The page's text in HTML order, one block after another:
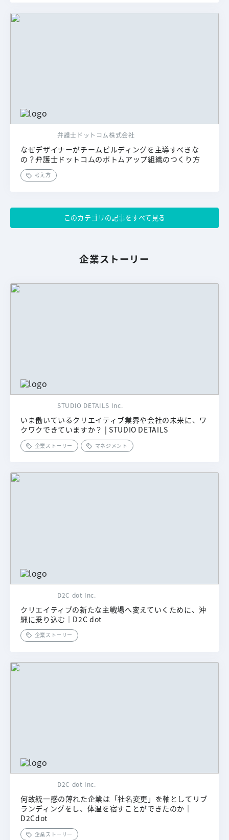
弁護士ドットコム株式会社
なぜデザイナーがチームビルディングを主導すべきな
の？弁護士ドットコムのボトムアップ組織のつくり方
考え方
このカテゴリの記事をすべて見る
企業ストーリー
STUDIO DETAILS Inc.
いま働いているクリエイティブ業界や会社の未来に、ワ
クワクできていますか？ | STUDIO DETAILS
企業ストーリー マネジメント
D2C dot Inc.
クリエイティブの新たな主戦場へ変えていくために、沖
縄に乗り込む｜D2C dot
企業ストーリー
D2C dot Inc.
何故統一感の薄れた企業は「社名変更」を軸としてリブ
ランディングをし、体温を宿すことができたのか｜
D2Cdot
企業ストーリー